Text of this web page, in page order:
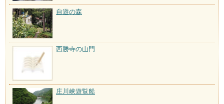
自遊の森
西勝寺の山門
庄川峡遊覧船